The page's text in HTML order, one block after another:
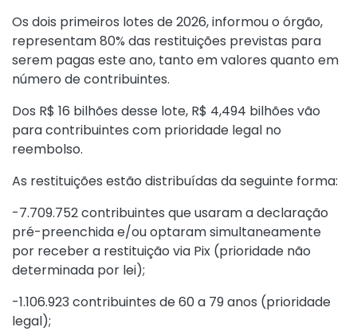
Os dois primeiros lotes de 2026, informou o órgão,
representam 80% das restituições previstas para
serem pagas este ano, tanto em valores quanto em
número de contribuintes.
Dos R$ 16 bilhões desse lote, R$ 4,494 bilhões vão
para contribuintes com prioridade legal no
reembolso.
As restituições estão distribuídas da seguinte forma:
-7.709.752 contribuintes que usaram a declaração
pré-preenchida e/ou optaram simultaneamente
por receber a restituição via Pix (prioridade não
determinada por lei);
-1.106.923 contribuintes de 60 a 79 anos (prioridade
legal);